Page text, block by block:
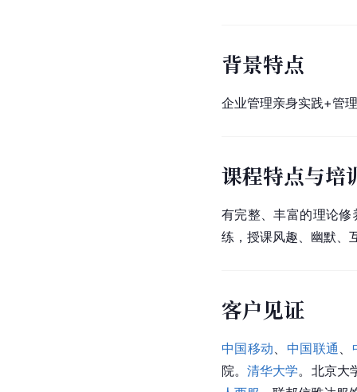
背景特点
企业管理亲身实践+管
课程特点与培
有完整、丰富的理论
练，授课风趣、幽默、
客户见证
中国移动 中国联通
院。清华大学。北京大